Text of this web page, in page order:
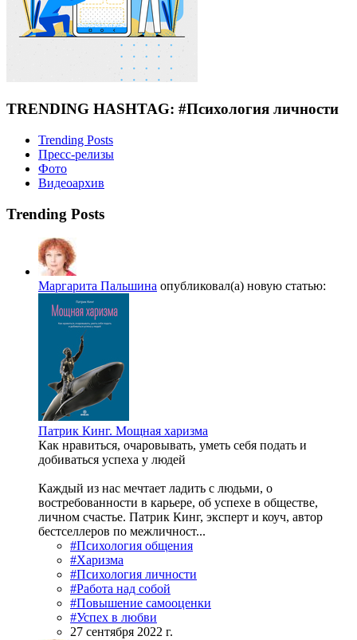
TRENDING HASHTAG: #Психология личности
Trending Posts
Пресс-релизы
Фото
Видеоархив
Trending Posts
Маргарита Пальшина опубликовал(а) новую статью:
Патрик Кинг. Мощная харизма
Как нравиться, очаровывать, уметь себя подать и
добиваться успеха у людей
Каждый из нас мечтает ладить с людьми, о
востребованности в карьере, об успехе в обществе,
личном счастье. Патрик Кинг, эксперт и коуч, автор
бестселлеров по межличност...
#Психология общения
#Харизма
#Психология личности
#Работа над собой
#Повышение самооценки
#Успех в любви
27 сентября 2022 г.